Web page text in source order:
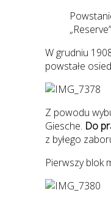
W grudniu
powstałe
Z powodu
Giesche. Do
z byłego
Pierwszy blok